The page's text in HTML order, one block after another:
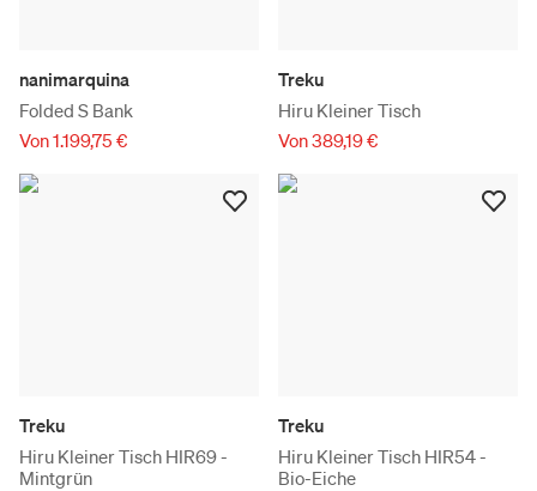
nanimarquina
Folded S Bank
Von 1.199,75 €
Treku
Hiru Kleiner Tisch
Von 389,19 €
Treku
Hiru Kleiner Tisch HIR69 -
Mintgrün
Treku
Hiru Kleiner Tisch HIR54 -
Bio-Eiche